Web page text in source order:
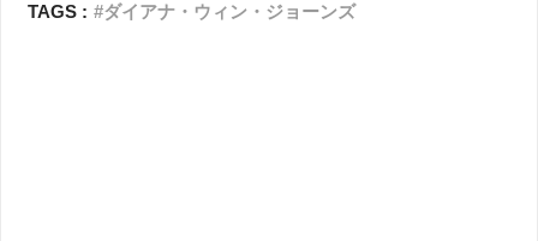
TAGS :
ダイアナ・ウィン・ジョーンズ